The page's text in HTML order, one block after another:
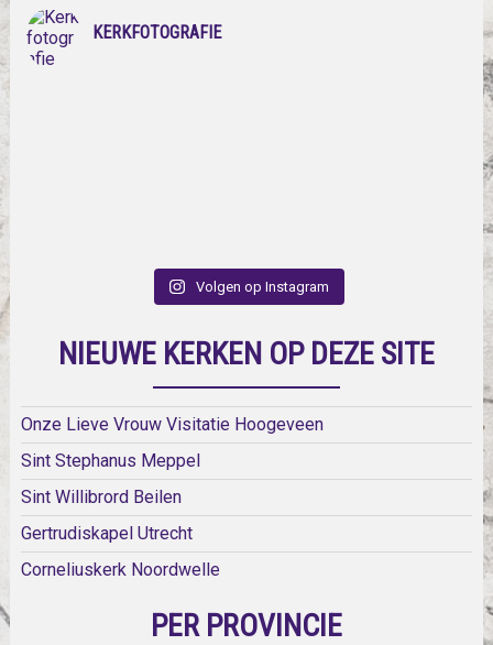
KERKFOTOGRAFIE
Volgen op Instagram
NIEUWE KERKEN OP DEZE SITE
Onze Lieve Vrouw Visitatie Hoogeveen
Sint Stephanus Meppel
Sint Willibrord Beilen
Gertrudiskapel Utrecht
Corneliuskerk Noordwelle
PER PROVINCIE